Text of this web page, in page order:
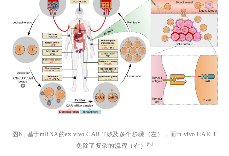
图6 | 基于mRNA的ex vivo CAR-T涉及多个步骤（左），而in vivo CAR-T
免除了复杂的流程（右）
[6]